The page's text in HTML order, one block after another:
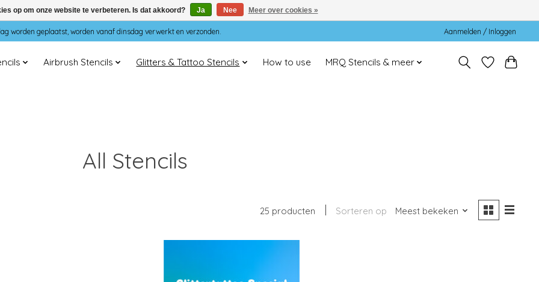
worden geplaatst, worden vanaf dinsdag verwerkt en verzonden. Aanmelden / Inloggen
Airbrush Stencils Glitters & Tattoo Stencils How to use MRQ Stencils & meer
All Stencils
25 producten Sorteren op Meest bekeken
op om onze website te verbeteren. Is dat akkoord? Ja Nee Meer over cookies »